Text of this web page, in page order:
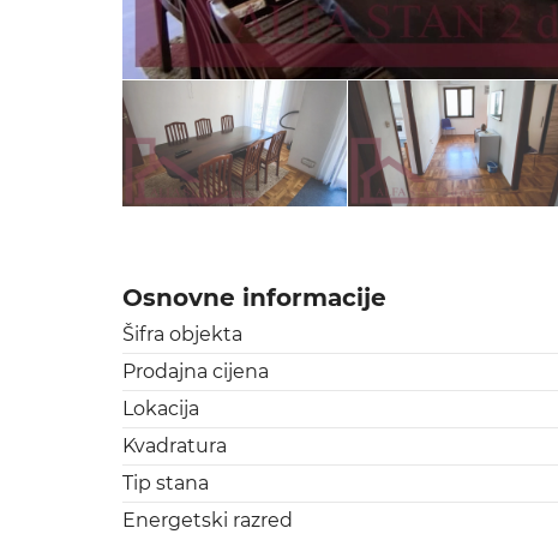
Osnovne informacije
Šifra objekta
Prodajna cijena
Lokacija
Kvadratura
Tip stana
Energetski razred